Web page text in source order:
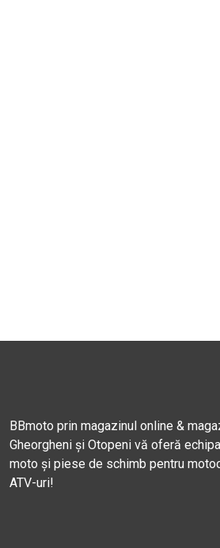
BBmoto prin magazinul online &
Gheorgheni și Otopeni vă oferă
moto și piese de schimb pentru
ATV-uri!